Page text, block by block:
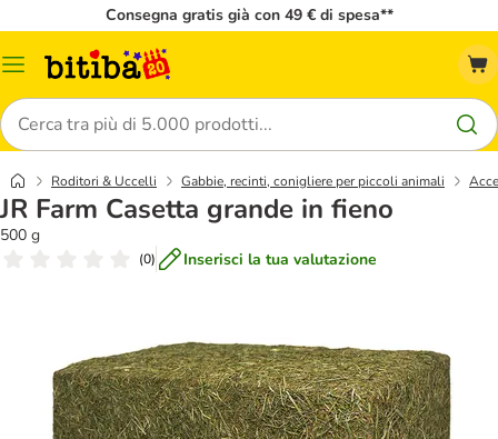
Consegna gratis già con 49 € di spesa**
Overview
Cerca
Roditori & Uccelli Gabbie, recinti, conigliere per piccoli animali
JR Farm Casetta grande in fieno
500 g
(0) Inserisci la tua valutazione